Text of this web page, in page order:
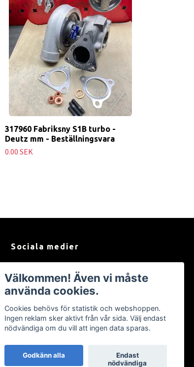
317960 Fabriksny S1B turbo -
Deutz mm - Beställningsvara
0.00 SEK
Sociala medier
Välkommen! Även vi måste
använda cookies.
Cookies behövs för statistik och webshoppen.
Ingen reklam sker aktivt från vår sida. Välj endast
nödvändiga om du vill att ingen data sparas.
Godkänn alla
Endast
nödvändiga